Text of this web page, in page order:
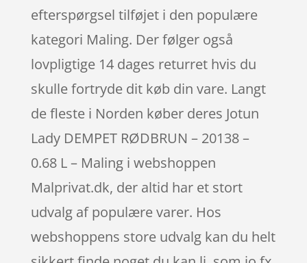
efterspørgsel tilføjet i den populære
kategori Maling. Der følger også
lovpligtige 14 dages returret hvis du
skulle fortryde dit køb din vare. Langt
de fleste i Norden køber deres Jotun
Lady DEMPET RØDBRUN – 20138 –
0.68 L – Maling i webshoppen
Malprivat.dk, der altid har et stort
udvalg af populære varer. Hos
webshoppens store udvalg kan du helt